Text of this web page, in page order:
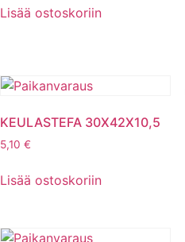
Lisää ostoskoriin
KEULASTEFA 30X42X10,5
5,10 €
Lisää ostoskoriin